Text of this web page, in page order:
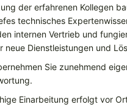
der erfahrenen Kollegen
technisches
internen Vertrieb und
neue Dienstleistungen und
Sie zunehmend
Einarbeitung erfolgt vor